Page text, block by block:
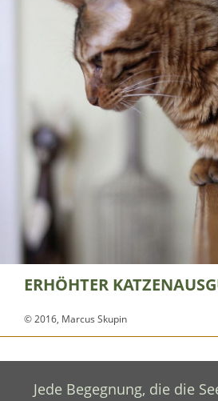
ERHÖHTER
© 2016, Marcus Skupin
Jede Begegnung, die die